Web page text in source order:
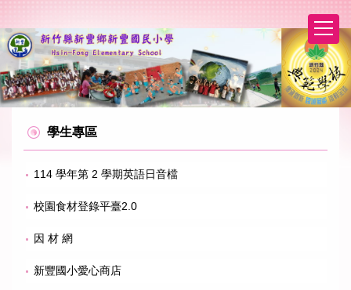
到
主
要
內
容
區
學生專區
114 學年第 2 學期英語日音檔
校園食材登錄平臺2.0
因 材 網
新豐國小愛心商店